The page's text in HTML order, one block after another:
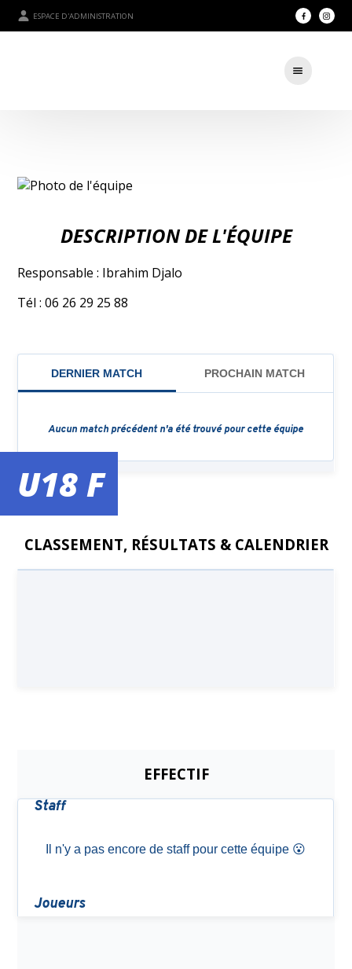
ESPACE D'ADMINISTRATION
U18 F
DESCRIPTION DE L'ÉQUIPE
Responsable : Ibrahim Djalo
Tél : 06 26 29 25 88
CLASSEMENT, RÉSULTATS & CALENDRIER
EFFECTIF